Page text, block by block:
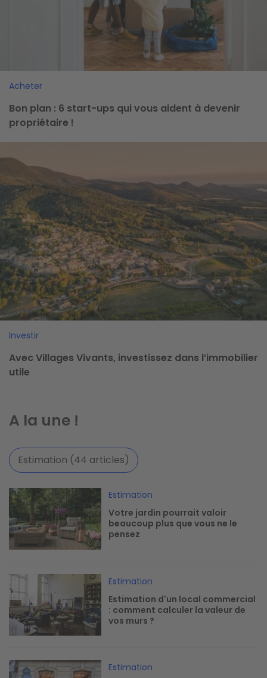
Acheter
Bon plan : 6 start-ups qui vous aident à devenir
propriétaire !
Investir
Avec Villages Vivants, investissez dans l’immobilier
utile
A la une !
Estimation (44 articles)
Image
Estimation
Votre jardin pourrait valoir
beaucoup plus que vous ne le
pensez
Image
Estimation
Estimation d'un local commercial
: comment calculer la valeur de
vos murs ?
Image
Estimation